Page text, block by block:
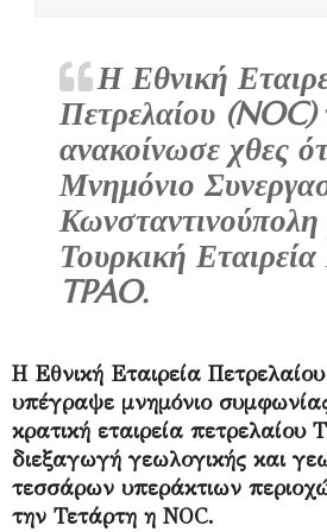
Η Εθνική
Πετρελαίου (NOC)
ανακοίνωσε χθες
Μνημόνιο
Τουρκική
TPAO.
Η Εθνική Εταιρεία
υπέγραψε μνημόνιο
κρατική εταιρεία πετρελαίου
διεξαγωγή γεωλογικής και
τεσσάρων υπεράκτιων
την Τετάρτη η NOC.